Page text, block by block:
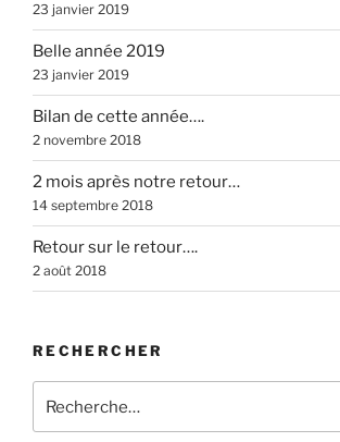
23 janvier 2019
Belle année 2019
23 janvier 2019
Bilan de cette année….
2 novembre 2018
2 mois après notre retour…
14 septembre 2018
Retour sur le retour….
2 août 2018
RECHERCHER
pour